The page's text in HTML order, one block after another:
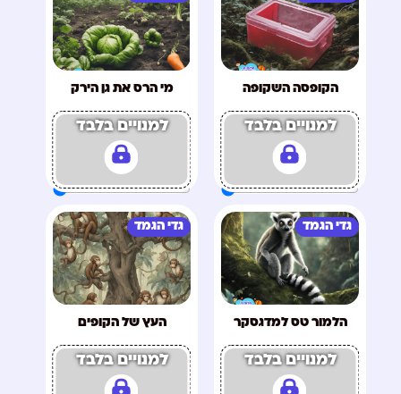
הקופסה השקופה
למנויים בלבד
מי הרס את גן הירק
למנויים בלבד
גדי הגמד
הלמור טס למדגסקר
למנויים בלבד
גדי הגמד
העץ של הקופים
למנויים בלבד